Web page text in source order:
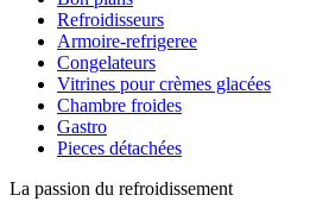
Refroidisseurs
Armoire-refrigeree
Congelateurs
Vitrines pour crèmes glacées
Chambre froides
Gastro
Pieces détachées
La passion du refroidissement